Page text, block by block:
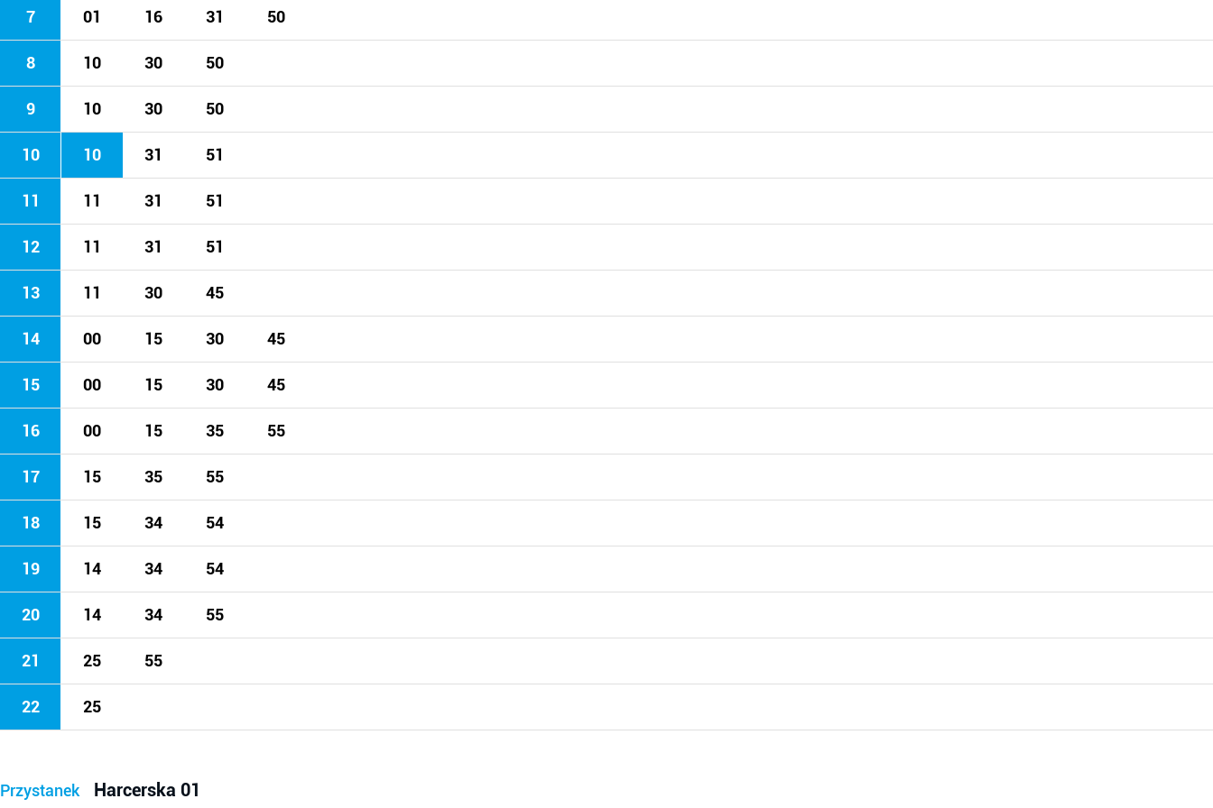
7 01 16 31 50
8 10 30 50
9 10 30 50
10 10 31 51
11 11 31 51
12 11 31 51
13 11 30 45
14 00 15 30 45
15 00 15 30 45
16 00 15 35 55
17 15 35 55
18 15 34 54
19 14 34 54
20 14 34 55
21 25 55
22 25
Przystanek Harcerska 01